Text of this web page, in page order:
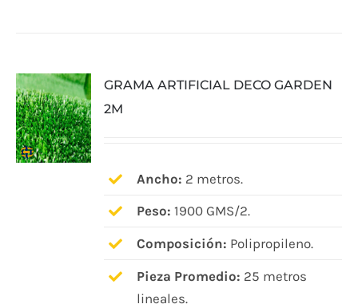
GRAMA ARTIFICIAL DECO GARDEN
2M
Ancho: 2 metros.
Peso: 1900 GMS/2.
Composición: Polipropileno.
Pieza Promedio: 25 metros
lineales.